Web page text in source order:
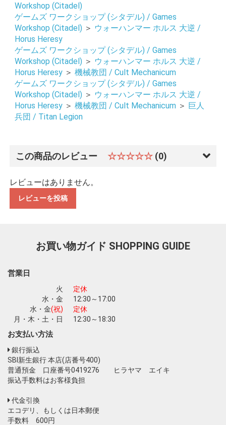
お買い物を続ける
Workshop (Citadel)
ゲームズ ワークショップ (シタデル) / Games
Workshop (Citadel) ＞ ウォーハンマー ホルス 大逆 /
Horus Heresy
ゲームズ ワークショップ (シタデル) / Games
Workshop (Citadel) ＞ ウォーハンマー ホルス 大逆 /
Horus Heresy ＞ 機械教団 / Cult Mechanicum
ゲームズ ワークショップ (シタデル) / Games
Workshop (Citadel) ＞ ウォーハンマー ホルス 大逆 /
Horus Heresy ＞ 機械教団 / Cult Mechanicum ＞ 巨人
兵団 / Titan Legion
この商品のレビュー ☆☆☆☆☆ (0)
レビューはありません。
レビューを投稿
お買い物ガイド SHOPPING GUIDE
営業日
火
定休
水・金
12:30～17:00
水・金(祝)
定休
月・木・土・日
12:30～18:30
お支払い方法
銀行振込
SBI新生銀行 本店(店番号400)
普通預金 口座番号0419276 ヒラヤマ エイキ
振込手数料はお客様負担
代金引換
エコデリ、もしくは日本郵便
手数料 600円